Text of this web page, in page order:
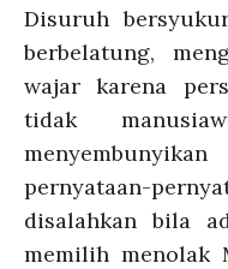
Disuruh
berbelatung,
wajar karena
tidak
pernyataan-
disalahkan bila
memilih menolak